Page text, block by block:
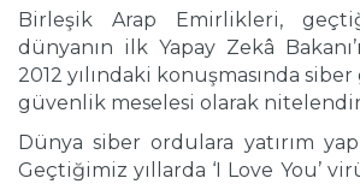
Birleşik Arap Emirlikleri,
dünyanın ilk Yapay Zekâ
2012 yılındaki konuşmasında
güvenlik meselesi olarak
Dünya siber ordulara yatırım
Geçtiğimiz yıllarda ‘I Love You’